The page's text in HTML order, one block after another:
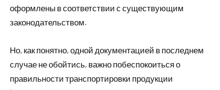
оформлены в соответствии с существующим
законодательством.
Но, как понятно, одной документацией в последнем
случае не обойтись, важно побеспокоиться о
правильности транспортировки продукции